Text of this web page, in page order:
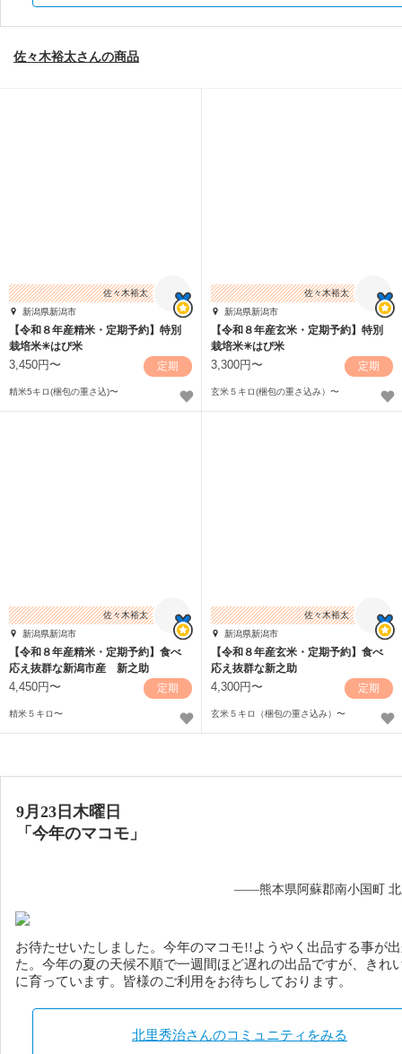
佐々木裕太さんの商品
佐々木裕太
新潟県新潟市
【令和８年産精米・定期予約】特別
栽培米✳︎はぴ米
3,450円〜 定期
精米5キロ(梱包の重さ込)〜
佐々木裕太
新潟県新潟市
【令和８年産玄米・定期予約】特別
栽培米✳︎はぴ米
3,300円〜 定期
玄米５キロ(梱包の重さ込み）〜
佐々木裕太
新潟県新潟市
【令和８年産精米・定期予約】食べ
応え抜群な新潟市産 新之助
4,450円〜 定期
精米５キロ〜
佐々木裕太
新潟県新潟市
【令和８年産玄米・定期予約】食べ
応え抜群な新之助
4,300円〜 定期
玄米５キロ（梱包の重さ込み）〜
9月23日木曜日
「 今年のマコモ 」
——熊本県阿蘇郡南小国町 北
お待たせいたしました。今年のマコモ!!ようやく出品する事が
た。今年の夏の天候不順で一週間ほど遅れの出品ですが、きれ
に育っています。皆様のご利用をお待ちしております。
北里秀治さんのコミュニティをみる